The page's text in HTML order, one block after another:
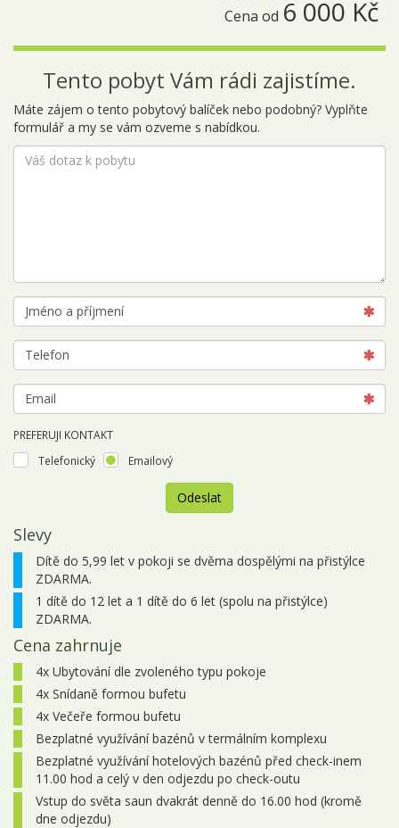
Cena od 6 000 Kč
Tento pobyt Vám rádi zajistíme.
Máte zájem o tento pobytový balíček nebo podobný? Vyplňte
formulář a my se vám ozveme s nabídkou.
PREFERUJI KONTAKT
Telefonický
Emailový
Odeslat
Zájezd
nemá
dispozici
žádné
termíny.
Slevy
Dítě do 5,99 let v pokoji se dvěma dospělými na přistýlce
ZDARMA.
1 dítě do 12 let a 1 dítě do 6 let (spolu na přistýlce)
ZDARMA.
Cena zahrnuje
4x Ubytování dle zvoleného typu pokoje
4x Snídaně formou bufetu
4x Večeře formou bufetu
Bezplatné využívání bazénů v termálním komplexu
Bezplatné využívání hotelových bazénů před check-inem
11.00 hod a celý v den odjezdu po check-outu
Vstup do světa saun dvakrát denně do 16.00 hod (kromě
dne odjezdu)